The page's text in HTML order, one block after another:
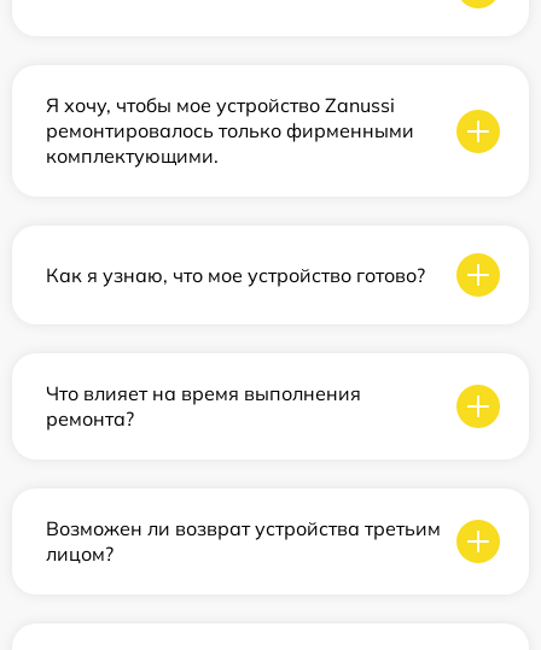
Я хочу, чтобы мое устройство Zanussi
ремонтировалось только фирменными
комплектующими.
Как я узнаю, что мое устройство готово?
Что влияет на время выполнения
ремонта?
Возможен ли возврат устройства третьим
лицом?